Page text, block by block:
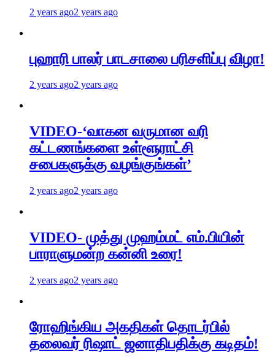
2 years ago2 years ago
புஹாரி பாலர் பாடசாலை பரிசளிப்பு விழா!
2 years ago2 years ago
VIDEO-‘வாகன வருமான வரி
கட்டணங்களை உள்ளூராட்சி
சபைகளுக்கு வழங்குங்கள்’
2 years ago2 years ago
VIDEO- முத்து முஹம்மட் எம்.பியின்
பாராளுமன்ற கன்னி உரை!
2 years ago2 years ago
ரோஹிங்கிய அகதிகள் தொடர்பில்
தலைவர் ரிஷாட் ஜனாதிபதிக்கு கடிதம்!